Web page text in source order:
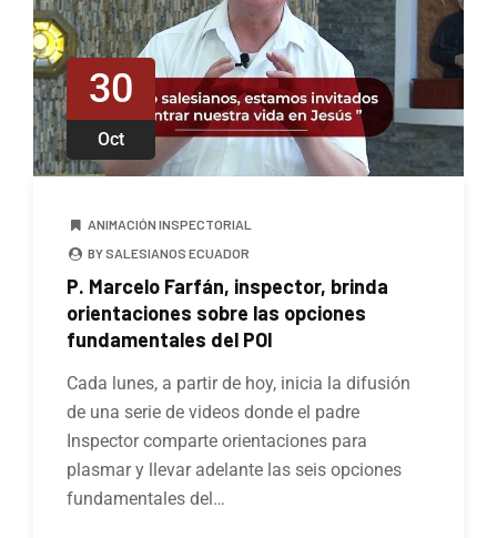
30
Oct
ANIMACIÓN INSPECTORIAL
BY SALESIANOS ECUADOR
P. Marcelo Farfán, inspector, brinda
orientaciones sobre las opciones
fundamentales del POI
Cada lunes, a partir de hoy, inicia la difusión
de una serie de videos donde el padre
Inspector comparte orientaciones para
plasmar y llevar adelante las seis opciones
fundamentales del…